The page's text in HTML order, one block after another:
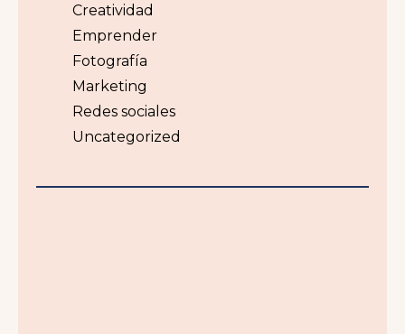
Creatividad
Emprender
Fotografía
Marketing
Redes sociales
Uncategorized